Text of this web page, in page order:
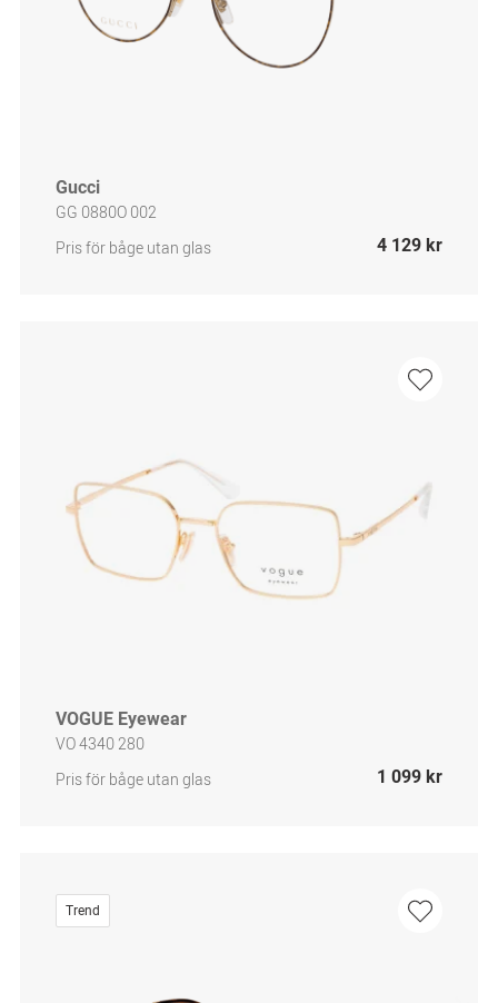
Gucci
GG 0880O 002
Pris för båge utan glas
4 129 kr
VOGUE Eyewear
VO 4340 280
Pris för båge utan glas
1 099 kr
Trend